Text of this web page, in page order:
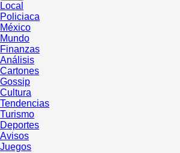
Local
Policiaca
México
Mundo
Finanzas
Análisis
Cartones
Gossip
Cultura
Tendencias
Turismo
Deportes
Avisos
Juegos